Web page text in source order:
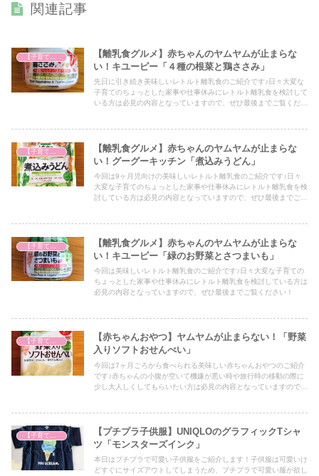
関連記事
【離乳食グルメ】赤ちゃんのヤムヤムが止まらな
い！キユーピー「４種の根菜と鶏ささみ」
先日に引き続き美味しいレトルト離乳食のご紹介です♪日々大変な
子育てのちょっとした家事や仕事休みにレトルト離乳食を検討して
いる方は必見の内容となっていますので、ぜひ最後までご覧くださ
【離乳食グルメ】赤ちゃんのヤムヤムが止まらな
い！グーグーキッチン「煮込みうどん」
今回は9ヶ月児向けの美味しいレトルト離乳食のご紹介です♪日々
大変な子育てのちょっとした家事や仕事休みにレトルト離乳食を検
討している方は必見の内容となっていますので、ぜひ最後までご覧
【離乳食グルメ】赤ちゃんのヤムヤムが止まらな
い！キユーピー「緑のお野菜とさつまいも」
今回は美味しいレトルト離乳食のご紹介です♪日々大変な子育ての
ちょっとした家事や仕事休みにレトルト離乳食を検討している方は
必見の内容となっていますので、ぜひ最後までご覧ください！
【赤ちゃんおやつ】ヤムヤムが止まらない！「野菜
入りソフトおせんべい」
今回は7ヶ月ごろから食べられる美味しい赤ちゃんおやつのご紹介
です♪赤ちゃんの小腹が空いて機嫌が悪い時や旅行時の移動の際に
少し大人しくしてもらいたい方は必見の内容となっていますので、
【プチプラ子供服】UNIQLOのグラフィックTシャ
ツ「モンスターズインク」
本日はプチプラで可愛い子供服をご紹介します！子供服は可愛いけ
どすぐにサイズアウトしてしまうため、プチプラで可愛い服が欲し